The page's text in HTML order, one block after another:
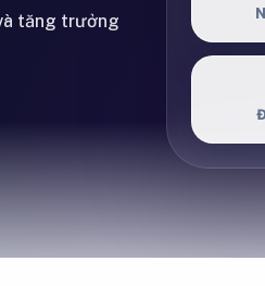
tăng trưởng